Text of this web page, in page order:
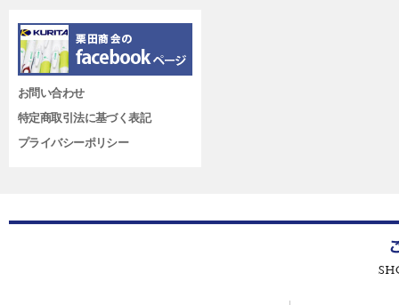
お問い合わせ
特定商取引法に基づく表記
プライバシーポリシー